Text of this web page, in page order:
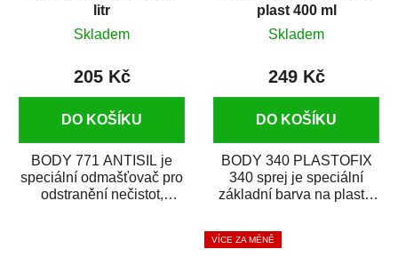
litr
Skladem
205 Kč
DO KOŠÍKU
BODY 771 ANTISIL je
speciální odmašťovač pro
odstranění nečistot,
plast 400 ml
Skladem
249 Kč
DO KOŠÍKU
BODY 340 PLASTOFIX
340 sprej je speciální
základní barva na plasty,
vrchních...
VÍCE ZA MÉNĚ